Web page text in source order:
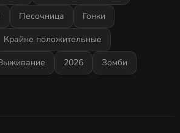
Песочница
Гонки
Крайне положительные
2026
Зомби